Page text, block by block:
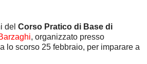
del Corso Pratico di Base di
, organizzato presso
lo scorso 25 febbraio, per imparare a